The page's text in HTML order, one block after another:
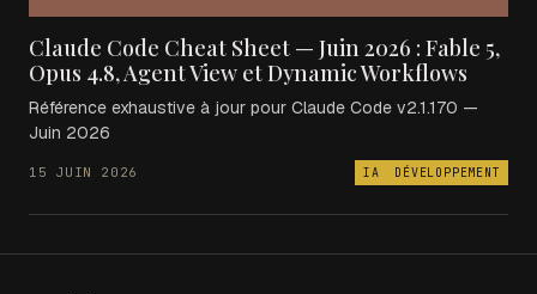
Claude Code Cheat Sheet — Juin 2026 : Fable 5,
Opus 4.8, Agent View et Dynamic Workflows
Référence exhaustive à jour pour Claude Code v2.1.170 —
Juin 2026
15 JUIN 2026 IA DÉVELOPPEMENT